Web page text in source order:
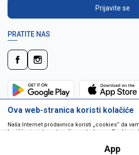
Prijavite se
PRATITE NAS
Ova web-stranica koristi kolačiće
Naša Internet prodavnica koristi „cookies“ da
korišćenje interneta vašim potrebama. Cookie je
da pokrenu program ili da isporuče virus vašem
jedinstveno dodeljeni vama, i jedino mogu biti
App